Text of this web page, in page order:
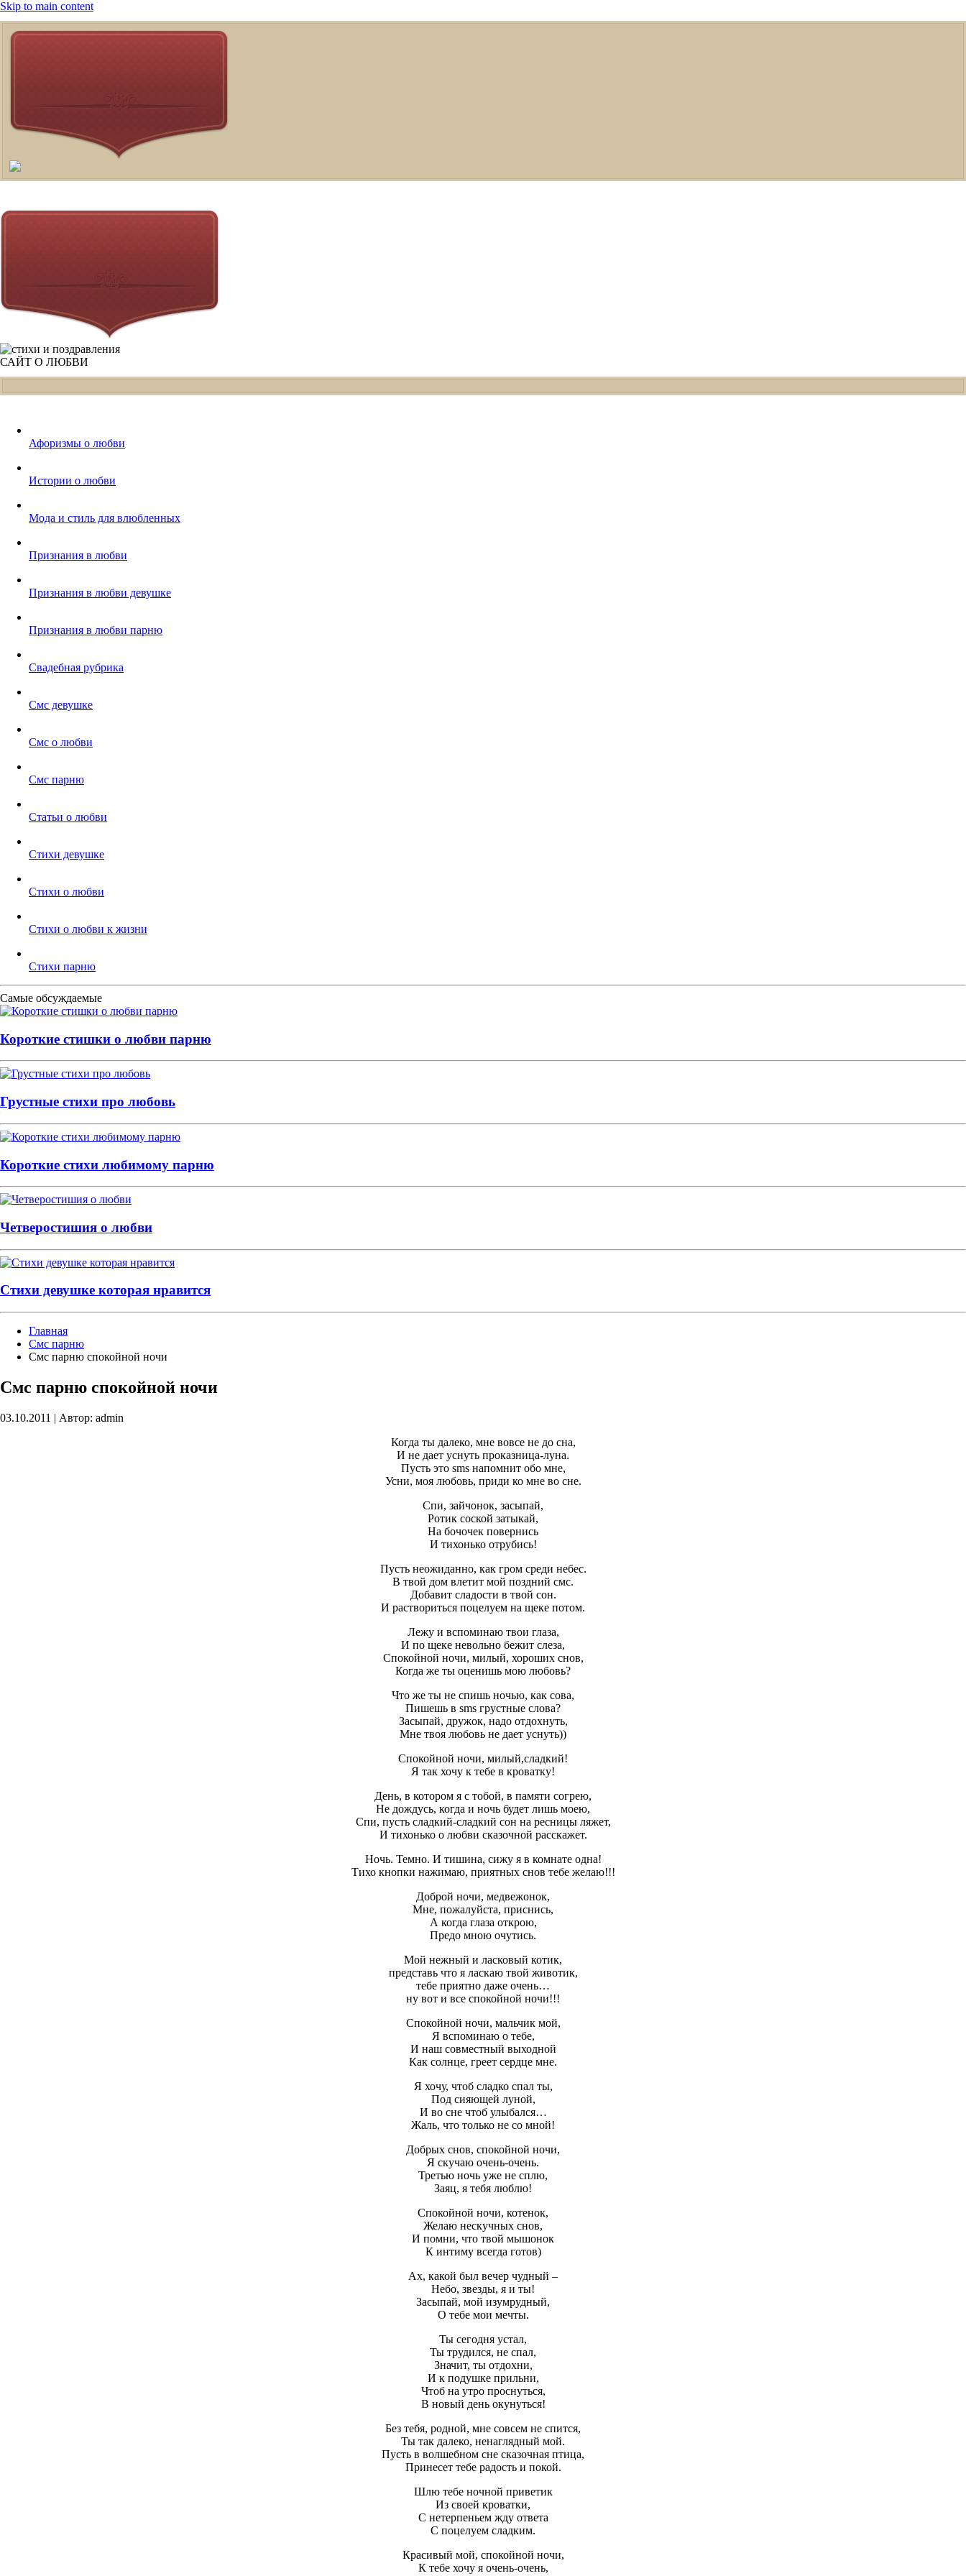
Skip to main content
САЙТ О ЛЮБВИ
Афоризмы о любви
Истории о любви
Мода и стиль для влюбленных
Признания в любви
Признания в любви девушке
Признания в любви парню
Свадебная рубрика
Смс девушке
Смс о любви
Смс парню
Статьи о любви
Стихи девушке
Стихи о любви
Стихи о любви к жизни
Стихи парню
Самые обсуждаемые
Короткие стишки о любви парню
Грустные стихи про любовь
Короткие стихи любимому парню
Четверостишия о любви
Стихи девушке которая нравится
Главная
Смс парню
Смс парню спокойной ночи
Смс парню спокойной ночи
03.10.2011 | Автор: admin
Когда ты далеко, мне вовсе не до сна,
И не дает уснуть проказница-луна.
Пусть это sms напомнит обо мне,
Усни, моя любовь, приди ко мне во сне.
Спи, зайчонок, засыпай,
Ротик соской затыкай,
На бочочек повернись
И тихонько отрубись!
Пусть неожиданно, как гром среди небес.
В твой дом влетит мой поздний смс.
Добавит сладости в твой сон.
И раствориться поцелуем на щеке потом.
Лежу и вспоминаю твои глаза,
И по щеке невольно бежит слеза,
Спокойной ночи, милый, хороших снов,
Когда же ты оценишь мою любовь?
Что же ты не спишь ночью, как сова,
Пишешь в sms грустные слова?
Засыпай, дружок, надо отдохнуть,
Мне твоя любовь не дает уснуть))
Спокойной ночи, милый,сладкий!
Я так хочу к тебе в кроватку!
День, в котором я с тобой, в памяти согрею,
Не дождусь, когда и ночь будет лишь моею,
Спи, пусть сладкий-сладкий сон на ресницы ляжет,
И тихонько о любви сказочной расскажет.
Ночь. Темно. И тишина, сижу я в комнате одна!
Тихо кнопки нажимаю, приятных снов тебе желаю!!!
Доброй ночи, медвежонок,
Мне, пожалуйста, приснись,
А когда глаза открою,
Предо мною очутись.
Мой нежный и ласковый котик,
представь что я ласкаю твой животик,
тебе приятно даже очень…
ну вот и все спокойной ночи!!!
Спокойной ночи, мальчик мой,
Я вспоминаю о тебе,
И наш совместный выходной
Как солнце, греет сердце мне.
Я хочу, чтоб сладко спал ты,
Под сияющей луной,
И во сне чтоб улыбался…
Жаль, что только не со мной!
Добрых снов, спокойной ночи,
Я скучаю очень-очень.
Третью ночь уже не сплю,
Заяц, я тебя люблю!
Спокойной ночи, котенок,
Желаю нескучных снов,
И помни, что твой мышонок
К интиму всегда готов)
Ах, какой был вечер чудный –
Небо, звезды, я и ты!
Засыпай, мой изумрудный,
О тебе мои мечты.
Ты сегодня устал,
Ты трудился, не спал,
Значит, ты отдохни,
И к подушке прильни,
Чтоб на утро проснуться,
В новый день окунуться!
Без тебя, родной, мне совсем не спится,
Ты так далеко, ненаглядный мой.
Пусть в волшебном сне сказочная птица,
Принесет тебе радость и покой.
Шлю тебе ночной приветик
Из своей кроватки,
С нетерпеньем жду ответа
С поцелуем сладким.
Красивый мой, спокойной ночи,
К тебе хочу я очень-очень,